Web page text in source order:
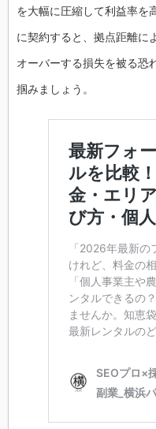
を大幅に圧縮して利益率を
に契約すると、拠点距離に
オーバーする損失を被る恐
掴みましょう。